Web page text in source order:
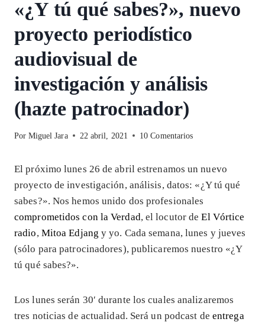
«¿Y tú qué sabes?», nuevo
proyecto periodístico
audiovisual de
investigación y análisis
(hazte patrocinador)
Por Miguel Jara 22 abril, 2021 10 Comentarios
El próximo lunes 26 de abril estrenamos un nuevo
proyecto de investigación, análisis, datos: «¿Y tú qué
sabes?». Nos hemos unido dos profesionales
comprometidos con la Verdad, el locutor deEl Vórtice
radio, Mitoa Edjang y yo. Cada semana, lunes y jueves
(sólo para patrocinadores), publicaremos nuestro «¿Y
tú qué sabes?».
Los lunes serán 30′ durante los cuales analizaremos
tres noticias de actualidad. Será un podcast de entrega